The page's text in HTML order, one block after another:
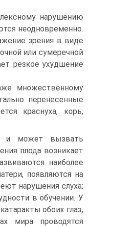
нарушению
неодновременно.
зрения в виде
или сумеречной
резкое ухудшение
множественному
перенесенные
краснуха, корь,
и может вызвать
плода возникает
наиболее
появляются на
нарушения слуха;
в обучении. У
обоих глаз,
мира проводятся